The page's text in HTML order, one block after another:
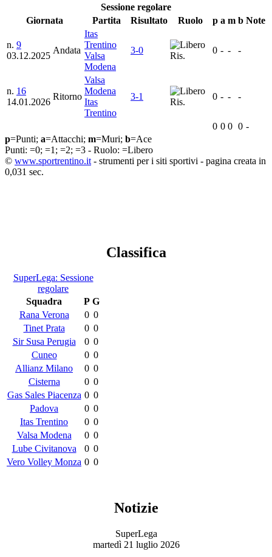
Sessione regolare
Giornata
Partita Risultato Ruolo p a m b Note
n. 9
03.12.2025
Andata
Itas
Trentino
Valsa
Modena
3-0
Ris.
0 - - -
n. 16
14.01.2026
Ritorno
Valsa
Modena
Itas
Trentino
3-1
Ris.
0 - - -
0 0 0 0 -
p=Punti; a=Attacchi; m=Muri; b=Ace
Punti: =0; =1; =2; =3 - Ruolo: =Libero
© www.sportrentino.it - strumenti per i siti sportivi - pagina creata in
0,031 sec.
Classifica
SuperLega: Sessione
regolare
Squadra
P G
Rana Verona
0 0
Tinet Prata
0 0
Sir Susa Perugia
0 0
Cuneo
0 0
Allianz Milano
0 0
Cisterna
0 0
Gas Sales Piacenza 0 0
Padova
0 0
Itas Trentino
0 0
Valsa Modena
0 0
Lube Civitanova
0 0
Vero Volley Monza 0 0
Notizie
SuperLega
martedì 21 luglio 2026